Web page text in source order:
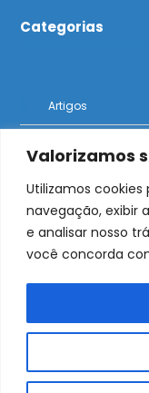
Valorizamos
Utilizamos
navegação, exibir
e analisar nosso
você concorda
Categorias
Artigos
O
Início